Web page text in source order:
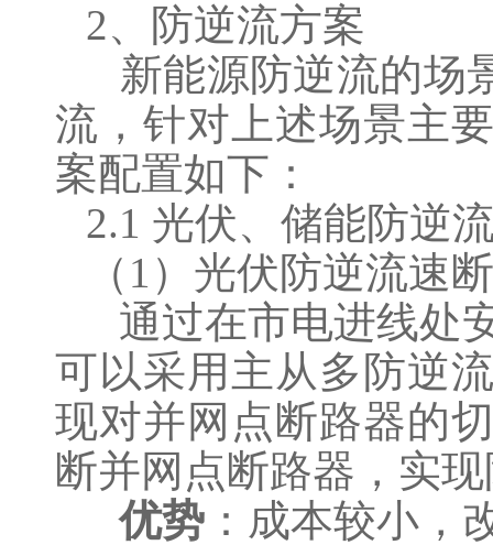
2、防逆流方案
新能源防逆流的场
流，针对上述场景主
案配置如下：
2.1 光伏、储能防逆
（1）光伏防逆流速
通过在市电进线处
可以采用主从多防逆
现对并网点断路器的
断并网点断路器，实
优势 ：成本较小，